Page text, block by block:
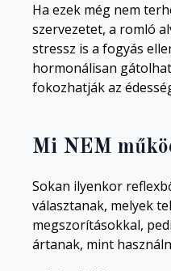
Ha ezek még nem
szervezetet, a romló
stressz is a fogyás
hormonálisan
fokozhatják az
Mi NEM
Sokan ilyenkor
választanak, melyek
megszorításokkal,
ártanak, mint